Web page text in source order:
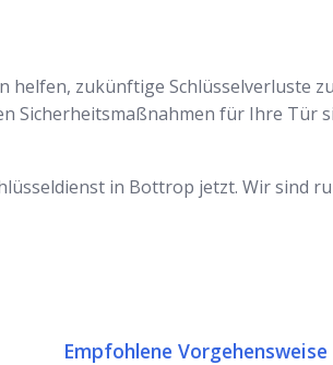
zukünftige Schlüsselverluste
Sicherheitsmaßnahmen für Ihre Tür
in Bottrop jetzt. Wir sind
Empfohlene Vorgehensweise